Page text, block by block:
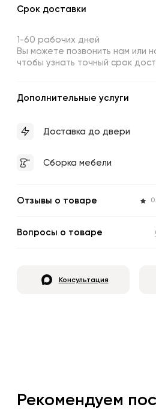
Срок доставки
1-60 рабочих дней
Вы можете позвонить нам или
чтобы узнать точный срок
Дополнительные услуги
Доставка до двери
Сборка мебели
Отзывы о товаре
Вопросы о товаре
Консультация
Рекомендуем